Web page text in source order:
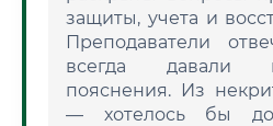
защиты, учета и
Преподаватели
всегда давали
пояснения. Из
— хотелось бы